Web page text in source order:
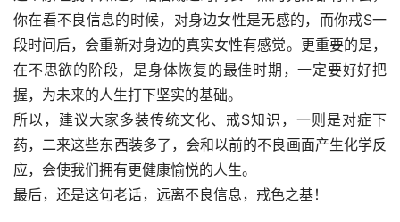
你在看不良信息的时候，对身边女性是无感的，而你戒S一
段时间后，会重新对身边的真实女性有感觉。更重要的是，
在不思欲的阶段，是身体恢复的最佳时期，一定要好好把
握，为未来的人生打下坚实的基础。
所以，建议大家多装传统文化、戒S知识，一则是对症下
药，二来这些东西装多了，会和以前的不良画面产生化学反
应，会使我们拥有更健康愉悦的人生。
最后，还是这句老话，远离不良信息，戒色之基！